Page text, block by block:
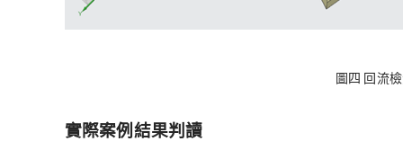
圖四 回流
實際案例結果判讀